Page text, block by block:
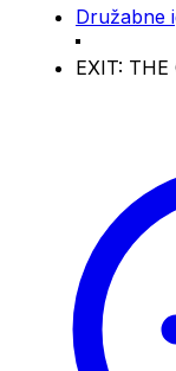
Družabne
EXIT: